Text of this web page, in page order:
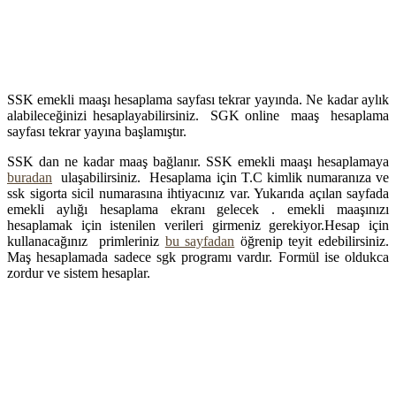
SSK emekli maaşı hesaplama sayfası tekrar yayında. Ne kadar aylık
alabileceğinizi hesaplayabilirsiniz. SGK online maaş hesaplama
sayfası tekrar yayına başlamıştır.
SSK dan ne kadar maaş bağlanır. SSK emekli maaşı hesaplamaya
buradan ulaşabilirsiniz. Hesaplama için T.C kimlik numaranıza ve
ssk sigorta sicil numarasına ihtiyacınız var. Yukarıda açılan sayfada
emekli aylığı hesaplama ekranı gelecek . emekli maaşınızı
hesaplamak için istenilen verileri girmeniz gerekiyor.Hesap için
kullanacağınız primleriniz bu sayfadan öğrenip teyit edebilirsiniz.
Maş hesaplamada sadece sgk programı vardır. Formül ise oldukca
zordur ve sistem hesaplar.